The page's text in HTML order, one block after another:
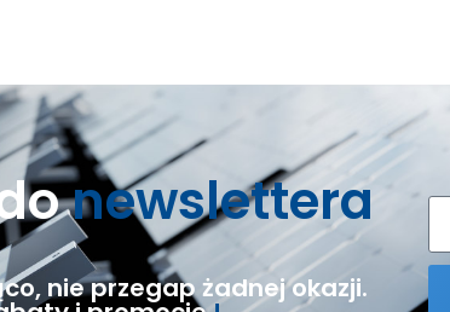
newslettera
nie przegap żadnej okazji.